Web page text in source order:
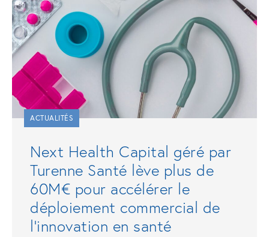
ACTUALITÉS
Next Health Capital géré par
Turenne Santé lève plus de
60M€ pour accélérer le
déploiement commercial de
l'innovation en santé